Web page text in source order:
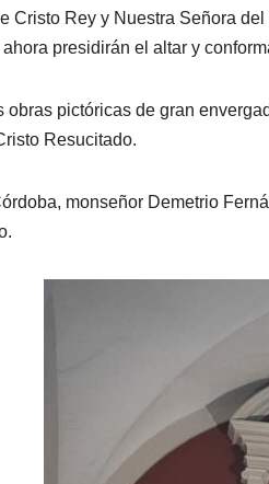
Cristo Rey y Nuestra Señora
presidirán el altar y
obras pictóricas de gran
Resucitado.
monseñor Demetrio